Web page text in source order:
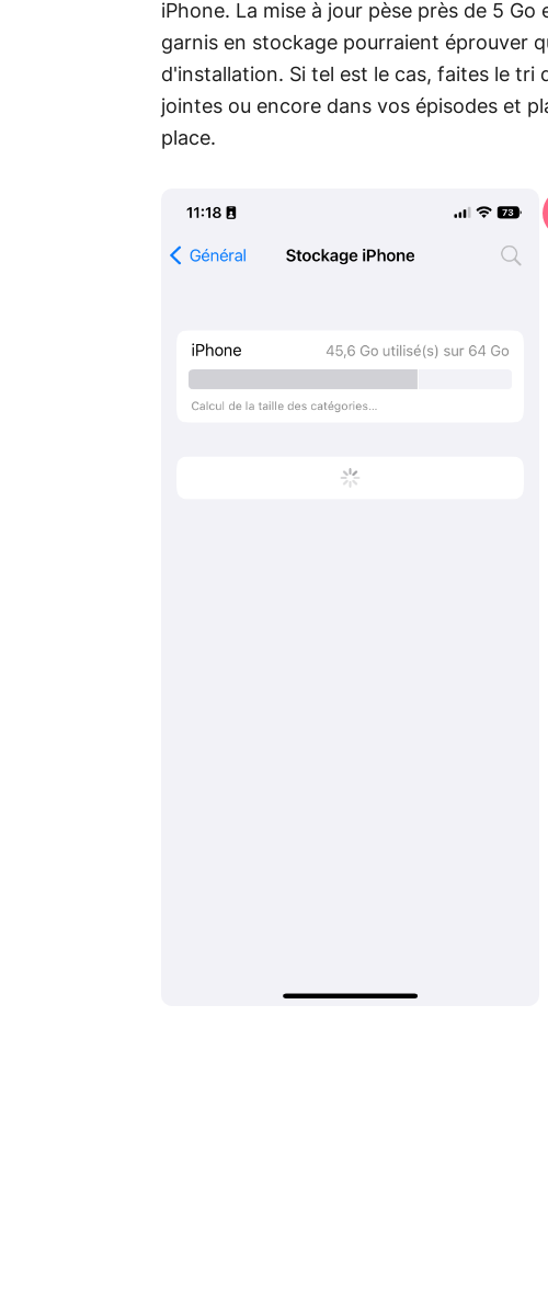
iPhone. La mise à jour pèse près de 5 Go
garnis en stockage pourraient éprouver
d'installation. Si tel est le cas, faites le tri
jointes ou encore dans vos épisodes et
place.